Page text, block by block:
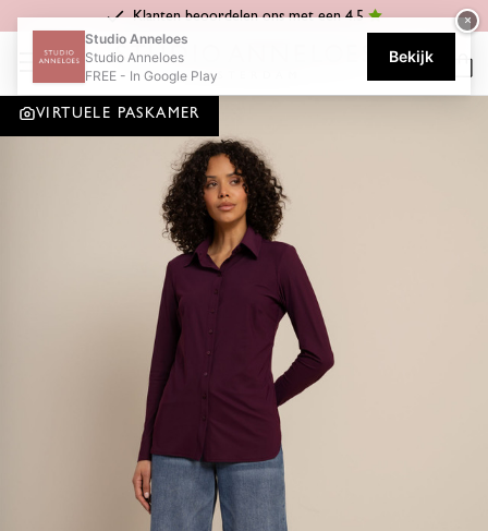
Klanten beoordelen ons met een 4.5
Home Celena Lexie denim trousers - mid jeans
VIRTUELE PASKAMER
×
Studio Anneloes
Studio Anneloes
FREE - In Google Play
Bekijk